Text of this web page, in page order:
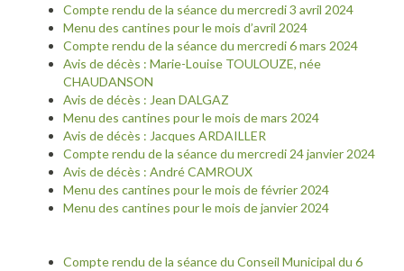
Compte rendu de la séance du mercredi 3 avril 2024
Menu des cantines pour le mois d’avril 2024
Compte rendu de la séance du mercredi 6 mars 2024
Avis de décès : Marie-Louise TOULOUZE, née
CHAUDANSON
Avis de décès : Jean DALGAZ
Menu des cantines pour le mois de mars 2024
Avis de décès : Jacques ARDAILLER
Compte rendu de la séance du mercredi 24 janvier 2024
Avis de décès : André CAMROUX
Menu des cantines pour le mois de février 2024
Menu des cantines pour le mois de janvier 2024
Compte rendu de la séance du Conseil Municipal du 6